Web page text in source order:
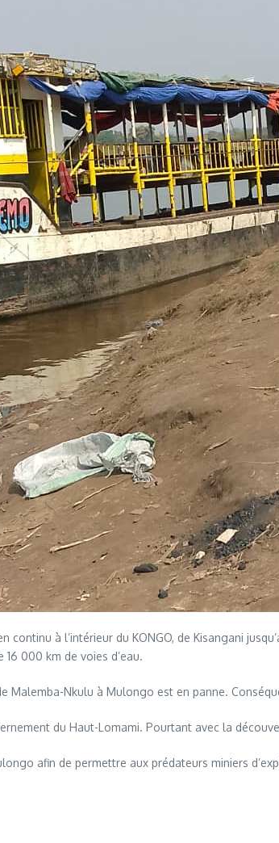
à l’intérieur du KONGO, de Kisangani
000 km de voies d’eau.
Malemba-Nkulu à Mulongo est en panne.
du Haut-Lomami. Pourtant avec la
afin de permettre aux prédateurs miniers